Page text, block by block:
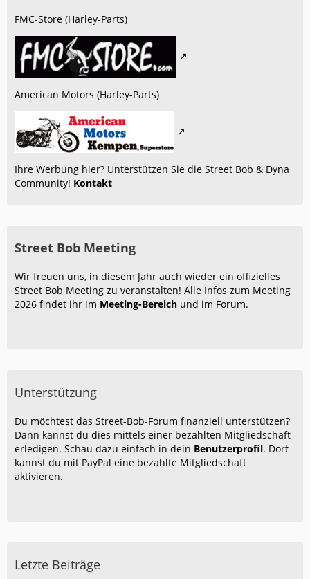
FMC-Store (Harley-Parts)
American Motors (Harley-Parts)
Ihre Werbung hier? Unterstützen Sie die Street Bob & Dyna
Community! Kontakt
Street Bob Meeting
Wir freuen uns, in diesem Jahr auch wieder ein offizielles
Street Bob Meeting zu veranstalten! Alle Infos zum Meeting
2026 findet ihr im Meeting-Bereich und im Forum.
Unterstützung
Du möchtest das Street-Bob-Forum finanziell unterstützen?
Dann kannst du dies mittels einer bezahlten Mitgliedschaft
erledigen. Schau dazu einfach in dein Benutzerprofil. Dort
kannst du mit PayPal eine bezahlte Mitgliedschaft
aktivieren.
Letzte Beiträge